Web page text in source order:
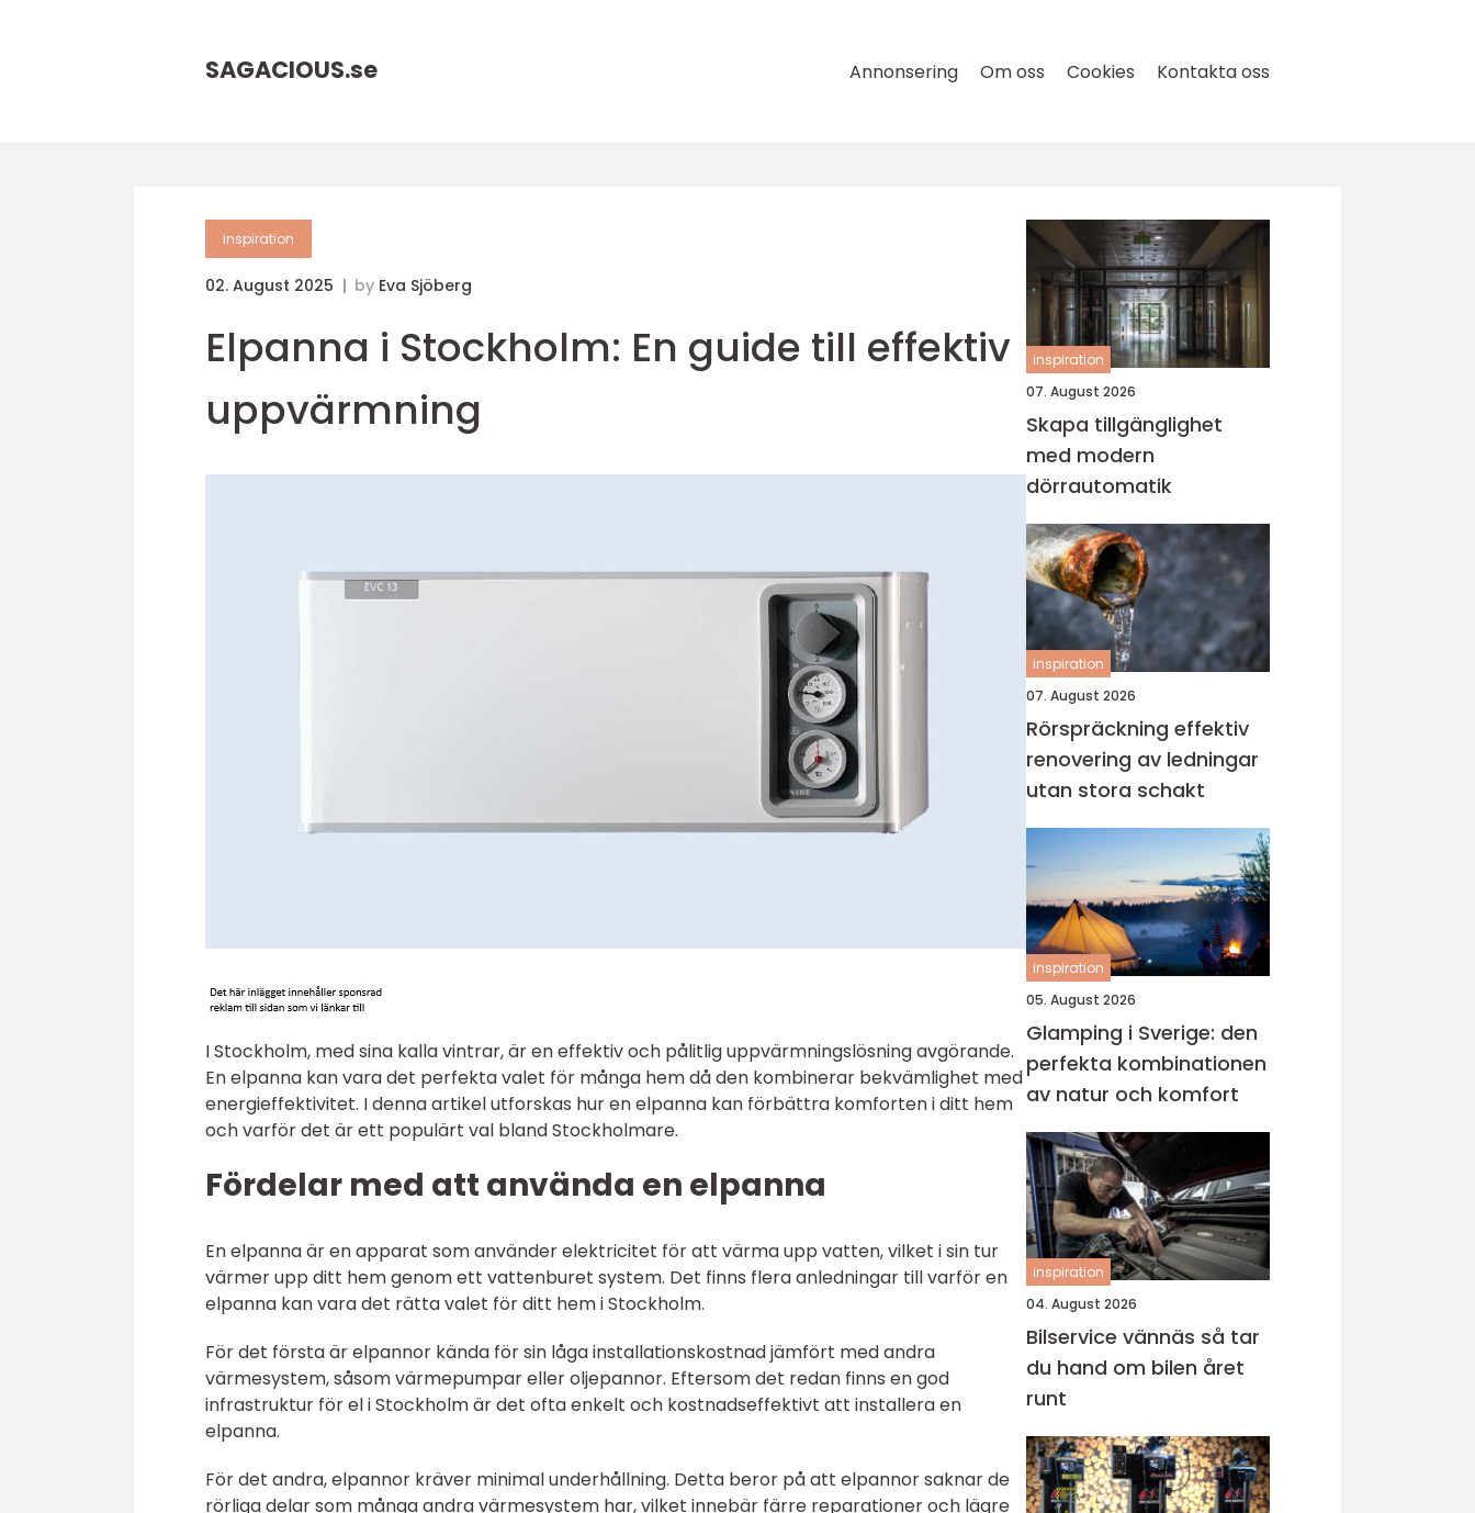
SAGACIOUS.se Annonsering Om oss Cookies Kontakta oss
inspiration
02. August 2025 by Eva Sjöberg
Elpanna i Stockholm: En guide till effektiv
uppvärmning
I Stockholm, med sina kalla vintrar, är en effektiv och pålitlig uppvärmningslösning avgörande.
En elpanna kan vara det perfekta valet för många hem då den kombinerar bekvämlighet med
energieffektivitet. I denna artikel utforskas hur en elpanna kan förbättra komforten i ditt hem
och varför det är ett populärt val bland Stockholmare.
Fördelar med att använda en elpanna
En elpanna är en apparat som använder elektricitet för att värma upp vatten, vilket i sin tur
värmer upp ditt hem genom ett vattenburet system. Det finns flera anledningar till varför en
elpanna kan vara det rätta valet för ditt hem i Stockholm.
För det första är elpannor kända för sin låga installationskostnad jämfört med andra
värmesystem, såsom värmepumpar eller oljepannor. Eftersom det redan finns en god
infrastruktur för el i Stockholm är det ofta enkelt och kostnadseffektivt att installera en
elpanna.
För det andra, elpannor kräver minimal underhållning. Detta beror på att elpannor saknar de
rörliga delar som många andra värmesystem har, vilket innebär färre reparationer och lägre
inspiration
07. August 2026
Skapa tillgänglighet
med modern
dörrautomatik
inspiration
07. August 2026
Rörspräckning effektiv
renovering av ledningar
utan stora schakt
inspiration
05. August 2026
Glamping i Sverige: den
perfekta kombinationen
av natur och komfort
inspiration
04. August 2026
Bilservice vännäs så tar
du hand om bilen året
runt